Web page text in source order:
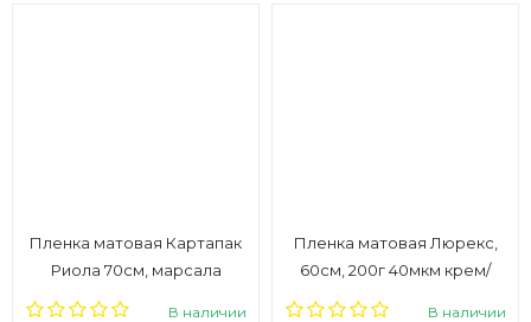
Пленка матовая Картапак
Риола 70см, марсала
В наличии
Пленка матовая Люрекс,
60см, 200г 40мкм крем/
золото
В наличии